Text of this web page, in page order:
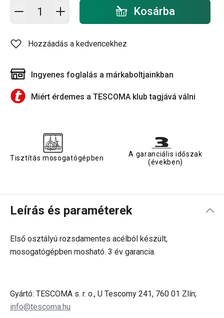
Kosárba - mennyiség Kosárba
Hozzáadás a kedvencekhez
Ingyenes foglalás a márkaboltjainkban
Miért érdemes a TESCOMA klub tagjává válni
Tisztítás mosogatógépben
A garanciális időszak
(években)
Leírás és paraméterek
Első osztályú rozsdamentes acélból készült,
mosogatógépben mosható. 3 év garancia.
Gyártó: TESCOMA s. r. o., U Tescomy 241, 760 01 Zlín;
info@tescoma.hu